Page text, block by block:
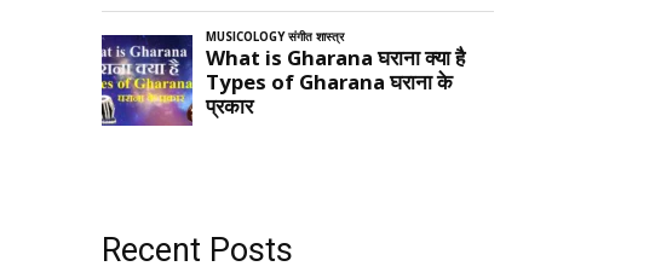
Recent Posts